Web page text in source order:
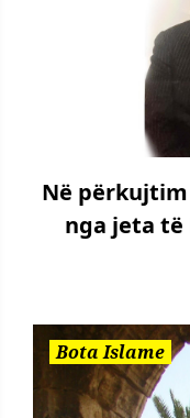
Në
nga jeta të
Bota Islame